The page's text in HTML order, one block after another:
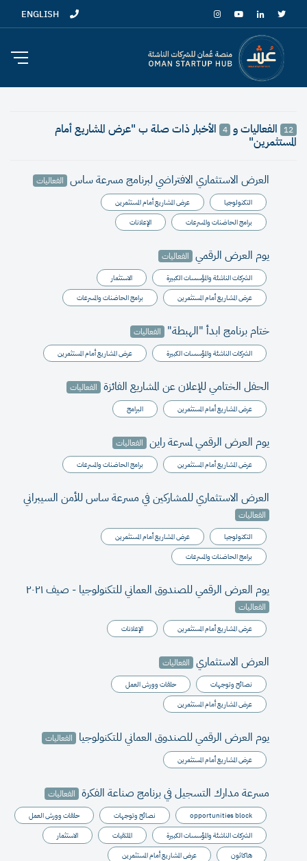
ENGLISH
12 الفعاليات و 4 الأخبار ذات صلة ب "عرض المشاريع أمام
المستثمرين"
العرض الاستثماري الافتراضي لبرنامج مسرعة ساس الفعاليات
التكنولوجيا
عرض المشاريع أمام المستثمرين
برامج الحاضنات والمسرعات
الإعلانات
يوم العرض الرقمي الفعاليات
الشركات الناشئة والمؤسسات الكبيرة
الاستثمار
عرض المشاريع أمام المستثمرين
برامج الحاضنات والمسرعات
ختام برنامج ابدأ "الهبطة" الفعاليات
الشركات الناشئة والمؤسسات الكبيرة عرض المشاريع أمام المستثمرين
الحفل الختامي للإعلان عن المشاريع الفائزة الفعاليات
عرض المشاريع أمام المستثمرين البرامج
يوم العرض الرقمي لمسرعة راين الفعاليات
عرض المشاريع أمام المستثمرين برامج الحاضنات والمسرعات
العرض الاستثماري للمشاركين في مسرعة ساس للأمن السيبراني
الفعاليات
التكنولوجيا
عرض المشاريع أمام المستثمرين
برامج الحاضنات والمسرعات
يوم العرض الرقمي للصندوق العماني للتكنولوجيا - صيف ٢٠٢١
الفعاليات
عرض المشاريع أمام المستثمرين الإعلانات
العرض الاستثماري الفعاليات
نصائح وتوجهات
حلقات وورش العمل
عرض المشاريع أمام المستثمرين
يوم العرض الرقمي للصندوق العماني للتكنولوجيا الفعاليات
عرض المشاريع أمام المستثمرين
مسرعة مدارك التسجيل في برنامج صناعة الفكرة الفعاليات
opportunities block نصائح وتوجهات
حلقات وورش العمل
الشركات الناشئة والمؤسسات الكبيرة
الملتقيات
الاستثمار
هاكاثون
عرض المشاريع أمام المستثمرين